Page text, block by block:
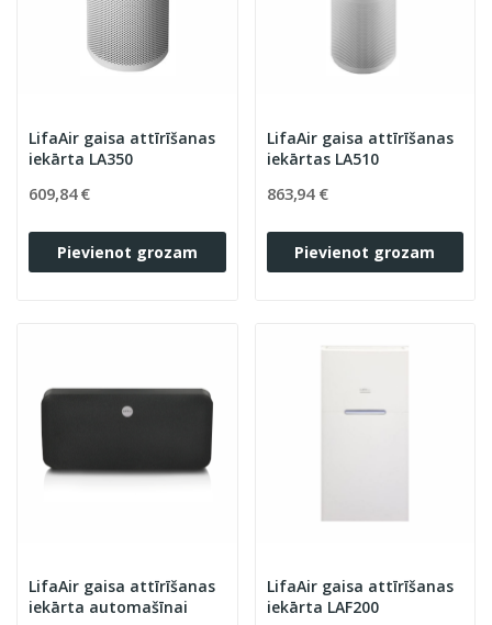
LifaAir gaisa attīrīšanas
iekārta LA350
609,84 €
Pievienot grozam
LifaAir gaisa attīrīšanas
iekārtas LA510
863,94 €
Pievienot grozam
LifaAir gaisa attīrīšanas
iekārta automašīnai
LifaAir gaisa attīrīšanas
iekārta LAF200